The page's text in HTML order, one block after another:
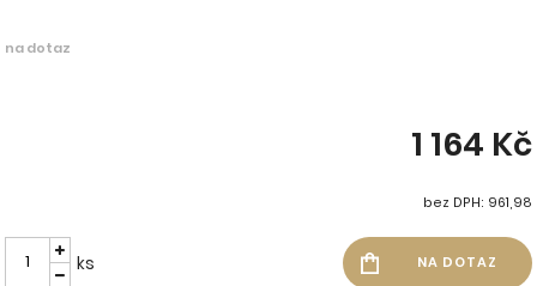
na dotaz
1 164 Kč
bez DPH: 961,98
ks